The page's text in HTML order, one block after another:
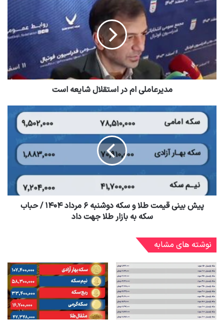
مدیرعاملی ام در استقلال شایعه است
پیش بینی قیمت طلا و سکه دوشنبه ۶ مرداد ۱۴۰۴ / حباب
سکه به بازار طلا جهت داد
نوشته های مشابه